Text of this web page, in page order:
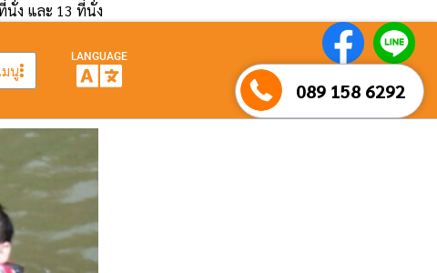
นั่ง และ 13 ที่นั่ง
มนู
LANGUAGE
089 158 6292